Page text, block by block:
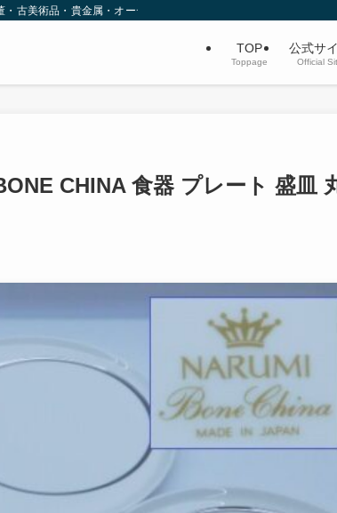
古美術品・貴金属・オーディオなど不用品買取を行っています
TOP
Toppage
公式サ
Official
CHINA 食器 プレート 盛皿